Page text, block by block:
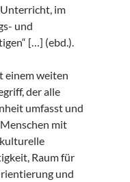
im
und
[…] (ebd.).
einem weiten
der alle
umfasst und
mit
Raum für
und